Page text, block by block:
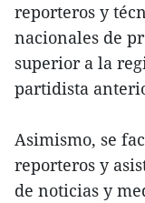
reporteros y
nacionales de
superior a la
partidista
Asimismo, se
reporteros y
de noticias y